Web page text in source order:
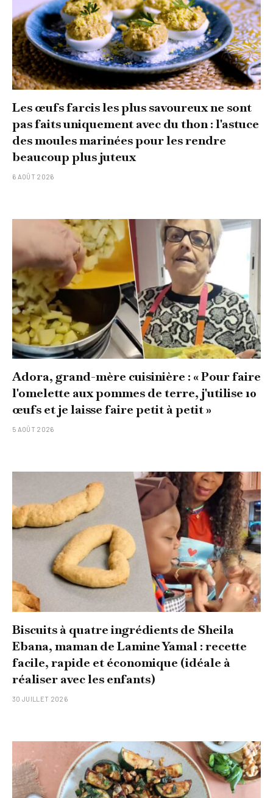
Les œufs farcis les plus savoureux ne sont
pas faits uniquement avec du thon : l'astuce
des moules marinées pour les rendre
beaucoup plus juteux
6 AOÛT 2026
Adora, grand-mère cuisinière : « Pour faire
l'omelette aux pommes de terre, j'utilise 10
œufs et je laisse faire petit à petit »
5 AOÛT 2026
Biscuits à quatre ingrédients de Sheila
Ebana, maman de Lamine Yamal : recette
facile, rapide et économique (idéale à
réaliser avec les enfants)
30 JUILLET 2026